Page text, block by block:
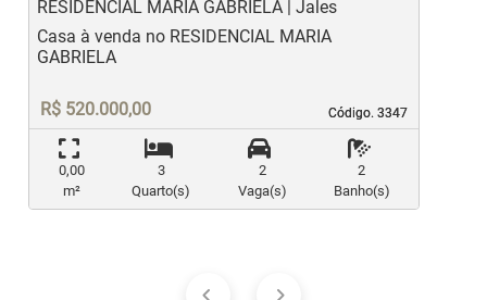
RESIDENCIAL MARIA GABRIELA | Jales
Código. 3347
Código. 3347
Casa à venda no RESIDENCIAL MARIA
GABRIELA
R$ 520.000,00
0,00
m²
3
Quarto(s)
2
Vaga(s)
2
Banho(s)